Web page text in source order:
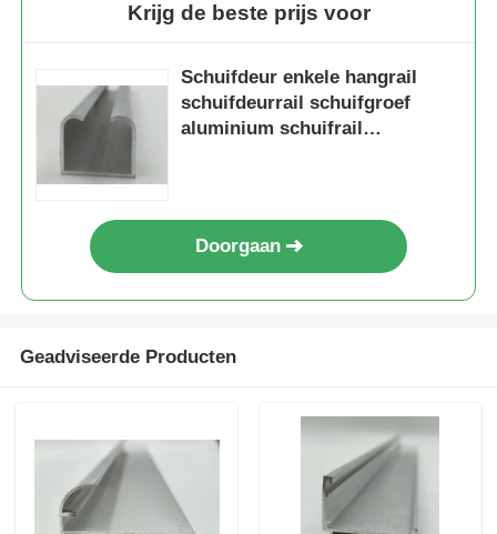
Krijg de beste prijs voor
Schuifdeur enkele hangrail
schuifdeurrail schuifgroef
aluminium schuifrail
Doorgaan
Geadviseerde Producten